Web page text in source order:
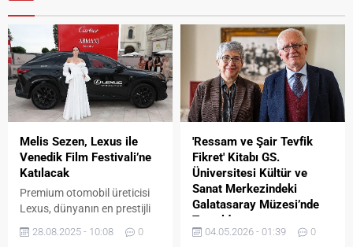
Melis Sezen, Lexus ile
Venedik Film Festivali’ne
Katılacak
Premium otomobil üreticisi
Lexus, dünyanın en prestijli
Venedik Uluslararası Film
28.08.2025 - 10:08 0
'Ressam ve Şair Tevfik
Fikret' Kitabı GS.
Üniversitesi Kültür ve
Sanat Merkezindeki
Galatasaray Müzesi’nde
Tanıtıldı
Araştırmacı-yazar Reha
04.05.2026 - 01:39 0